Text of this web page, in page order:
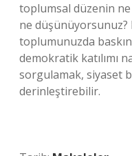
toplumsal düzenin
ne
toplumunuzda
demokratik katılımı
sorgulamak, siyaset
derinleştirebilir.